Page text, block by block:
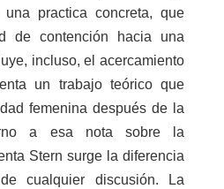
practica concreta, que
de contención hacia una
incluso, el acercamiento
un trabajo teórico que
femenina después de la
a esa nota sobre la
Stern surge la diferencia
cualquier discusión. La